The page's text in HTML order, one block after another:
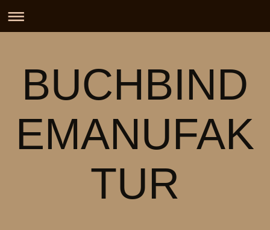
BUCHBIND
EMANUFAK
TUR